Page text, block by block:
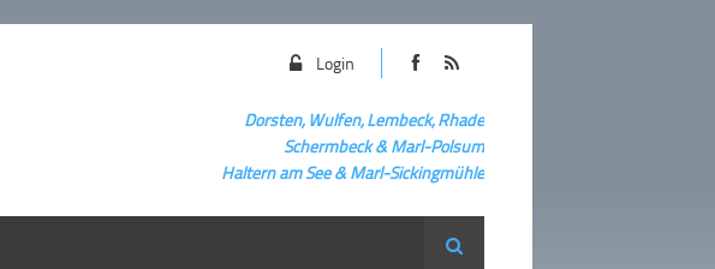
Login
Dorsten, Wulfen, Lembeck, Rhade
Schermbeck& Marl-Polsum
Haltern am See & Marl-Sickingmühle
Suche